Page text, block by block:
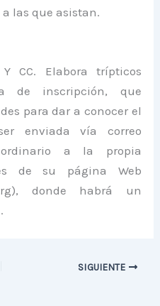
las que asistan.
CC. Elabora trípticos
de inscripción, que
para dar a conocer el
enviada vía correo
a la propia
de su página Web
donde habrá un
SIGUIENTE